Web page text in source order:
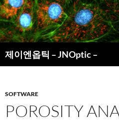
컨
텐
츠
로
건
너
제이엔옵틱 – JNOptic –
색
SOFTWARE
POROSITY